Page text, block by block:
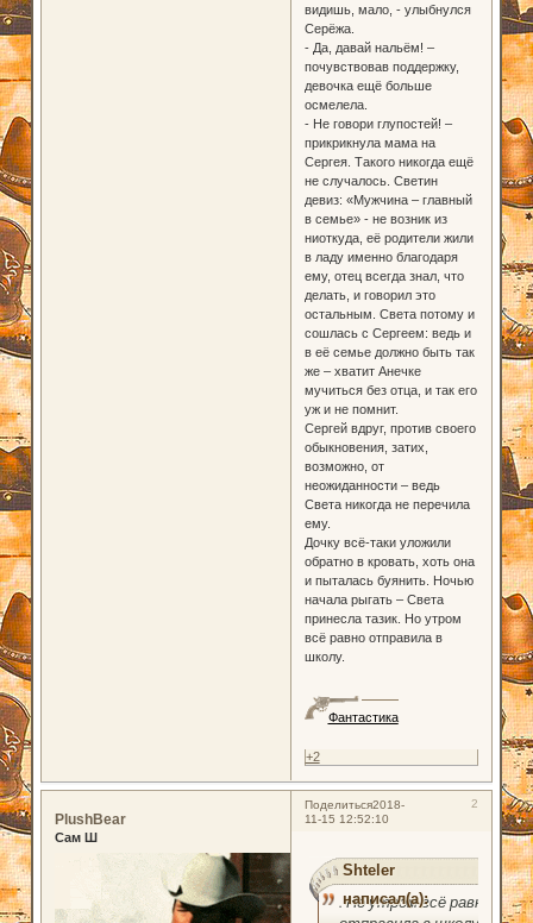
видишь, мало, - улыбнулся
Серёжа.
- Да, давай нальём! –
почувствовав поддержку,
девочка ещё больше
осмелела.
- Не говори глупостей! –
прикрикнула мама на
Сергея. Такого никогда ещё
не случалось. Светин
девиз: «Мужчина – главный
в семье» - не возник из
ниоткуда, её родители жили
в ладу именно благодаря
ему, отец всегда знал, что
делать, и говорил это
остальным. Света потому и
сошлась с Сергеем: ведь и
в её семье должно быть так
же – хватит Анечке
мучиться без отца, и так его
уж и не помнит.
Сергей вдруг, против своего
обыкновения, затих,
возможно, от
неожиданности – ведь
Света никогда не перечила
ему.
Дочку всё-таки уложили
обратно в кровать, хоть она
и пыталась буянить. Ночью
начала рыгать – Света
принесла тазик. Но утром
всё равно отправила в
школу.
Фантастика
+2
Поделиться 2
2018-
11-15 12:52:10
PlushBear
Сам Ш
Shteler
написал(а):
. Но утром всё равно